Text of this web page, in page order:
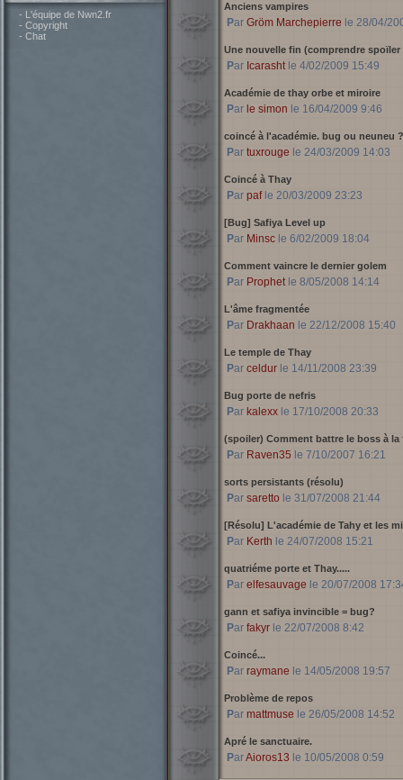
- L'équipe de Nwn2.fr
- Copyright
- Chat
Anciens vampires
Par Gröm Marchepierre le 28/04/
Une nouvelle fin (comprendre spoïler
Par Icarashtle 4/02/2009 15:49
Académie de thay orbe et miroire
Par le simon le 16/04/2009 9:46
coincé à l'académie. bug ou neuneu ?
Par tuxrouge le 24/03/2009 14:03
Coincé à Thay
Par pafle 20/03/2009 23:23
[Bug] Safiya Level up
Par Minscle 6/02/2009 18:04
Comment vaincre le dernier golem
Par Prophetle 8/05/2008 14:14
L'âme fragmentée
Par Drakhaan le 22/12/2008 15:40
Le temple de Thay
Par celdurle 14/11/2008 23:39
Bug porte de nefris
Par kalexxle 17/10/2008 20:33
(spoiler) Comment battre le boss à
Par Raven35 le 7/10/2007 16:21
sorts persistants (résolu)
Par saretto le 31/07/2008 21:44
[Résolu] L'académie de Tahy et les
Par Kerth le 24/07/2008 15:21
quatriéme porte et Thay.....
Par elfesauvage le 20/07/2008
gann et safiya invincible = bug?
Par fakyrle 22/07/2008 8:42
Coincé...
Par raymane le 14/05/2008 19:57
Problème de repos
Par mattmuse le 26/05/2008 14:52
Apré le sanctuaire.
ParAioros13 le 10/05/2008 0:59